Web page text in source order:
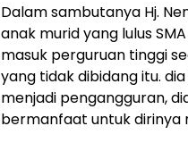
Dalam sambutanya Hj.
anak murid yang lulus
masuk perguruan tinggi
yang tidak dibidang itu.
menjadi pengangguran,
bermanfaat untuk dirinya